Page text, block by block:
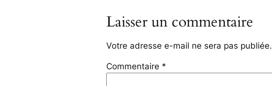
Laisser un commentaire
Votre adresse e-mail ne sera pas publiée.
Commentaire *